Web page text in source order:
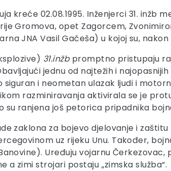
kreće 02.08.1995. Inženjerci 31. inžb
Gromova, opet Zagorcem,
JNA Vasil Gačeša) u kojoj su,
31.inžbpromptno pristupaju
jednu od najtežih i
siguran i neometan ulazak ljudi i
razminiravanja aktivirala se je
su ranjena još petorica pripadnika
zaklona za bojevo djelovanje i
uz rijeku Unu. Također,
Uređuju vojarnu
a zimi strojari postaju „zimska služba“.